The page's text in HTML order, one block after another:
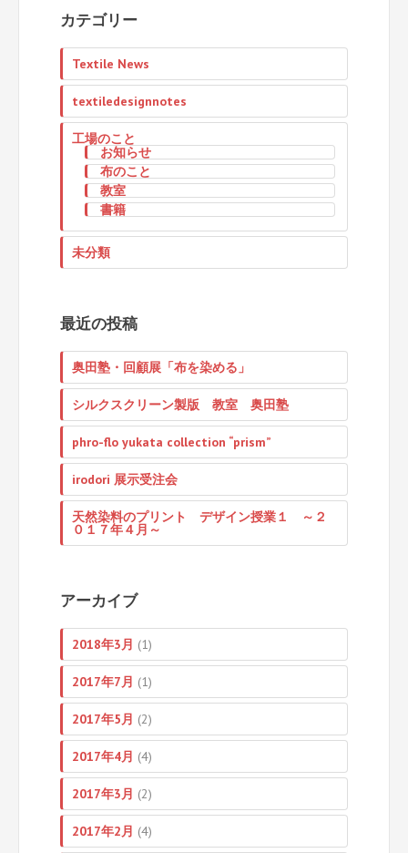
カテゴリー
Textile News
textiledesignnotes
工場のこと
お知らせ
布のこと
教室
書籍
未分類
最近の投稿
奥田塾・回顧展「布を染める」
シルクスクリーン製版 教室 奥田塾
phro-flo yukata collection “prism”
irodori 展示受注会
天然染料のプリント デザイン授業１ ～２
０１７年４月～
アーカイブ
2018年3月 (1)
2017年7月 (1)
2017年5月 (2)
2017年4月 (4)
2017年3月 (2)
2017年2月 (4)